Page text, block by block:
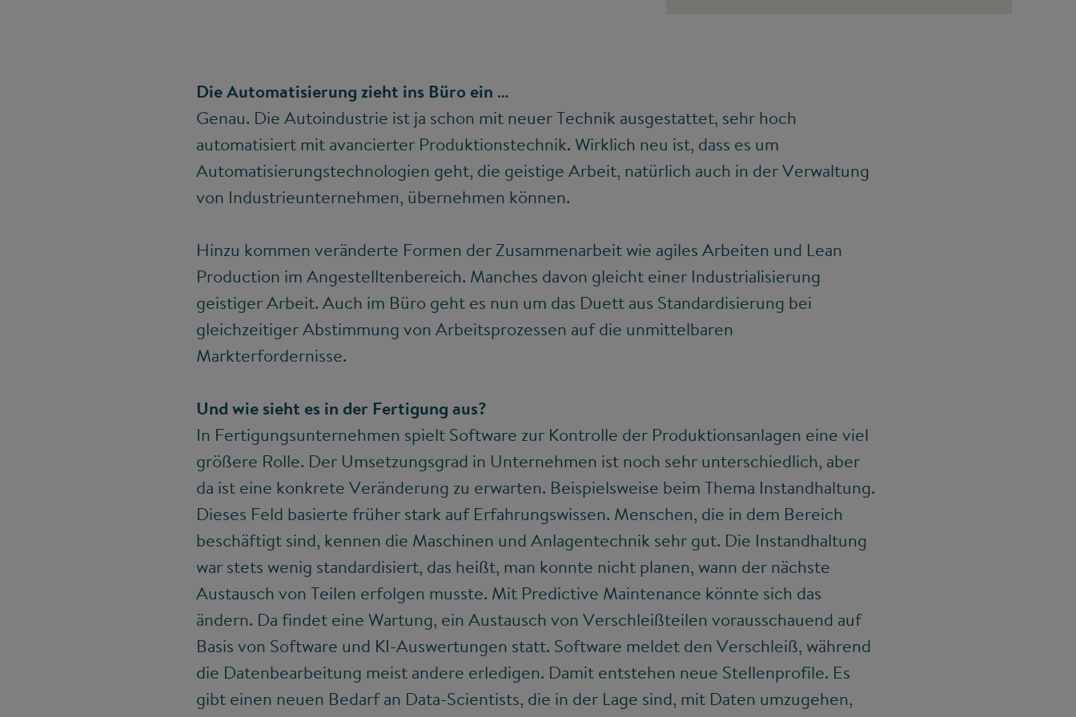
Die Automatisierung zieht ins Büro ein …
Genau. Die Autoindustrie ist ja schon mit neuer Technik ausgestattet, sehr hoch
automatisiert mit avancierter Produktionstechnik. Wirklich neu ist, dass es um
Automatisierungstechnologien geht, die geistige Arbeit, natürlich auch in der Verwaltung
von Industrieunternehmen, übernehmen können.
Hinzu kommen veränderte Formen der Zusammenarbeit wie agiles Arbeiten und Lean
Production im Angestelltenbereich. Manches davon gleicht einer Industrialisierung
geistiger Arbeit. Auch im Büro geht es nun um das Duett aus Standardisierung bei
gleichzeitiger Abstimmung von Arbeitsprozessen auf die unmittelbaren
Markterfordernisse.
Und wie sieht es in der Fertigung aus?
In Fertigungsunternehmen spielt Software zur Kontrolle der Produktionsanlagen eine viel
größere Rolle. Der Umsetzungsgrad in Unternehmen ist noch sehr unterschiedlich, aber
da ist eine konkrete Veränderung zu erwarten. Beispielsweise beim Thema Instandhaltung.
Dieses Feld basierte früher stark auf Erfahrungswissen. Menschen, die in dem Bereich
beschäftigt sind, kennen die Maschinen und Anlagentechnik sehr gut. Die Instandhaltung
war stets wenig standardisiert, das heißt, man konnte nicht planen, wann der nächste
Austausch von Teilen erfolgen musste. Mit Predictive Maintenance könnte sich das
ändern. Da findet eine Wartung, ein Austausch von Verschleißteilen vorausschauend auf
Basis von Software und KI-Auswertungen statt. Software meldet den Verschleiß, während
die Datenbearbeitung meist andere erledigen. Damit entstehen neue Stellenprofile. Es
gibt einen neuen Bedarf an Data-Scientists, die in der Lage sind, mit Daten umzugehen,